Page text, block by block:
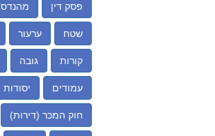
פסק דין מהנדס
שטח ערעור
קורות גובה
עמודים יסודות
חוק המכר (דירות)